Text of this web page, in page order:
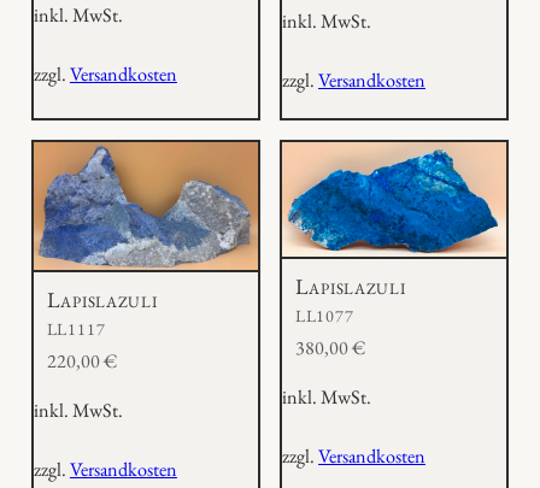
inkl. MwSt.
zzgl.Versandkosten
inkl. MwSt.
zzgl.Versandkosten
Lapislazuli
LL1117
220,00€
inkl. MwSt.
zzgl.Versandkosten
Lapislazuli
LL1077
380,00€
inkl. MwSt.
zzgl.Versandkosten